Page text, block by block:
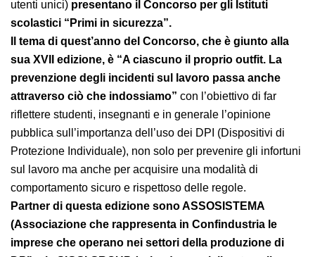
supera i 275.000 utenti unici)presentano il Concorso
per gli Istituti scolastici “Primi in sicurezza”.
Il tema di quest’anno del Concorso, che è giunto alla
suaXVII edizione, è “A ciascuno il proprio outfit. La
prevenzione degli incidenti sul lavoro passa anche
attraverso ciò che indossiamo”con l’obiettivo di far
riflettere studenti, insegnanti e in generale l’opinione
pubblica sull’importanza dell’uso dei DPI (Dispositivi di
Protezione Individuale), non solo per prevenire gli
infortuni sul lavoro ma anche per acquisire una
modalità di comportamento sicuro e rispettoso delle
regole.
Partner di questa edizione sono ASSOSISTEMA
(Associazione che rappresenta in Confindustria le